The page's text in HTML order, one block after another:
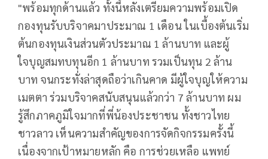
"พร้อมทุกด้านแล้ว ทั้งนี้หลังเตรียมความพร้อมเปิด
กองทุนรับบริจาคมาประมาณ 1 เดือน ในเบื้องต้นเริ่ม
ต้นกองทุนเงินส่วนตัวประมาณ 1 ล้านบาท และผู้
ใจบุญสมทบทุนอีก 1 ล้านบาท รวมเป็นทุน 2 ล้าน
บาท จนกระทั่งล่าสุดถือว่าเกินคาด มีผู้ใจบุญให้ความ
เมตตา ร่วมบริจาคสนับสนุนแล้วกว่า 7 ล้านบาท ผม
รู้สึกภาคภูมิใจมากที่พี่น้องประชาชน ทั้งชาวไทย
ชาวลาว เห็นความสำคัญของการจัดกิจกรรมครั้งนี้
เนื่องจากเป้าหมายหลัก คือ การช่วยเหลือ แพทย์